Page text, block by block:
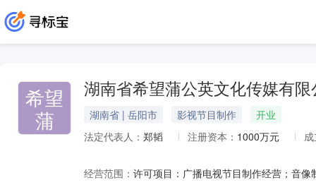
希望
蒲
湖南省希望蒲公英文化传媒有限
湖南省 | 岳阳市 影视节目制作
开业
法定代表人： 郑韬 注册资本： 1000万元
经营范围：